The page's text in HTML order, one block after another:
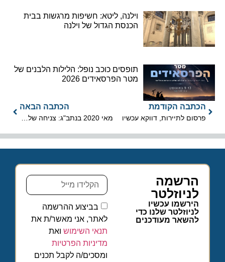
וילנה, ליטא: חשיפות מרגשות בבית
הכנסת הגדול של וילנה
תופסים כוכב נופל: הלילות הלבנים של
מטר הפרסאידים 2026
הכתבה הקודמת
פרסום לתיירות, דווקא עכשיו
הכתבה הבאה
מאי 2020 בנתב"ג: צניחה של 99.05% בתנועת הנוסעים הבינלאומית
הרשמה
לניוזלטר
הירשמו עכשיו
לניוזלטר שלנו כדי
להשאר מעודכנים
בביצוע ההרשמה
לאתר, אני מאשר/ת את
תנאי השימושואת
מדיניות הפרטיות
ומסכים/ה לקבל תכנים